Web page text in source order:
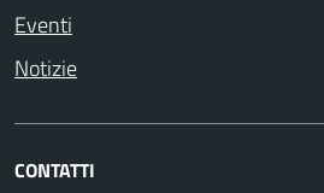
Eventi
Notizie
CONTATTI